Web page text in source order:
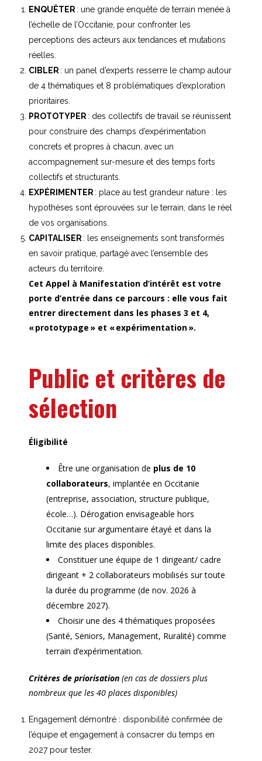
ENQUÊTER : une grande enquête de terrain menée à
l’échelle de l’Occitanie, pour confronter les
perceptions des acteurs aux tendances et mutations
réelles.
CIBLER : un panel d’experts resserre le champ autour
de 4 thématiques et 8 problématiques d’exploration
prioritaires.
PROTOTYPER : des collectifs de travail se réunissent
pour construire des champs d’expérimentation
concrets et propres à chacun, avec un
accompagnement sur-mesure et des temps forts
collectifs et structurants.
EXPÉRIMENTER : place au test grandeur nature : les
hypothèses sont éprouvées sur le terrain, dans le réel
de vos organisations.
CAPITALISER : les enseignements sont transformés
en savoir pratique, partagé avec l’ensemble des
acteurs du territoire.
Cet Appel à Manifestation d’intérêt est votre
porte d’entrée dans ce parcours : elle vous fait
entrer directement dans les phases 3 et 4,
« prototypage » et « expérimentation ».
Public et critères de
sélection
Éligibilité
Être une organisation de plus de 10
collaborateurs, implantée en Occitanie
(entreprise, association, structure publique,
école…). Dérogation envisageable hors
Occitanie sur argumentaire étayé et dans la
limite des places disponibles.
Constituer une équipe de 1 dirigeant/ cadre
dirigeant + 2 collaborateurs mobilisés sur toute
la durée du programme (de nov. 2026 à
décembre 2027).
Choisir une des 4 thématiques proposées
(Santé, Seniors, Management, Ruralité) comme
terrain d’expérimentation.
Critères de priorisation (en cas de dossiers plus
nombreux que les 40 places disponibles)
Engagement démontré : disponibilité confirmée de
l’équipe et engagement à consacrer du temps en
2027 pour tester.